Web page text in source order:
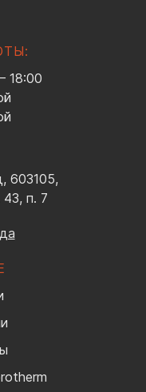
18:00
603105,
п. 7